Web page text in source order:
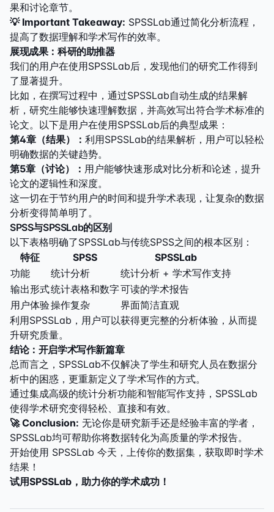
果和讨论章节。
💡 Important Takeaway: SPSSLab通过简化分析流程，
提高了数据理解和学术写作的效率。
展现成果：科研的助推器
我们的用户在使用SPSSLab后，发现他们的研究工作得到
了显著提升。
比如，在撰写过程中，通过SPSSLab自动生成的结果解
析，研究生能够快速理解数据，并高效写出符合学术标准的
论文。以下是用户在使用SPSSLab后的典型成果：
第4章（结果）： 利用SPSSLab的结果解析，用户可以轻松
明确数据的关键趋势。
第5章（讨论）： 用户能够快速形成对比分析和论述，提升
论文的逻辑性和深度。
这一切在于节约用户的时间和提升学术表现，让复杂的数据
分析变得简单明了。
SPSS与SPSSLab的区别
以下表格明确了SPSSLab与传统SPSS之间的根本区别：
特征
SPSS
SPSSLab
功能
统计分析
统计分析 + 学术写作支持
输出形式统计表格和数字可读的学术报告
用户体验操作复杂
界面简洁直观
利用SPSSLab，用户可以获得更完整的分析体验，从而提
升研究质量。
结论：开启学术写作新篇章
总而言之，SPSSLab不仅解决了学生和研究人员在数据分
析中的困惑，更重新定义了学术写作的方式。
通过集成高级的统计分析功能和智能写作支持，SPSSLab
使得学术研究变得轻松、直接和有效。
🚀 Conclusion: 无论你是研究新手还是经验丰富的学者，
SPSSLab均可帮助你将数据转化为高质量的学术报告。
开始使用 SPSSLab 今天，上传你的数据集，获取即时学术
结果！
试用SPSSLab，助力你的学术成功！